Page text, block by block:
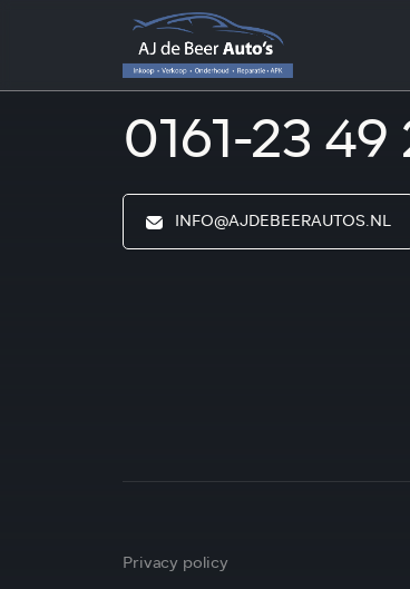
0161-23 49
INFO@AJDEBEERAUTOS.NL
Privacy policy